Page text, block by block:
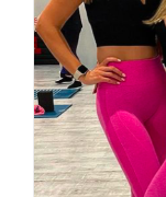
Zajęcia
POLE